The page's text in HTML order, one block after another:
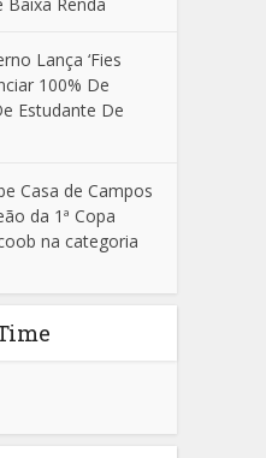
Baixa Renda
Lança ‘Fies
100% De
Estudante De
Casa de Campos
da 1ª Copa
na categoria